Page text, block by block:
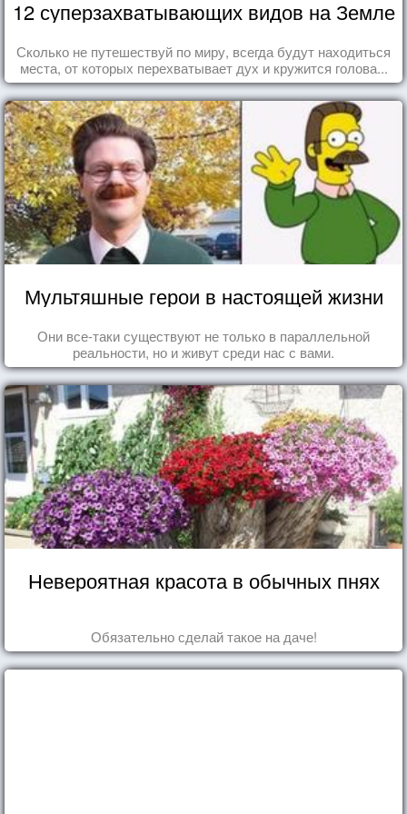
12 суперзахватывающих видов на Земле
Сколько не путешествуй по миру, всегда будут находиться
места, от которых перехватывает дух и кружится голова...
Мультяшные герои в настоящей жизни
Они все-таки существуют не только в параллельной
реальности, но и живут среди нас с вами.
Невероятная красота в обычных пнях
Обязательно сделай такое на даче!